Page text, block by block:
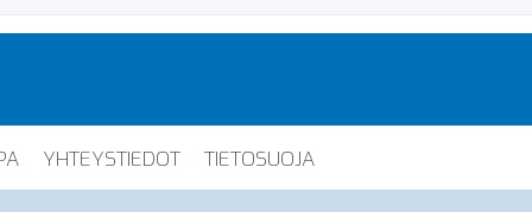
YHTEYSTIEDOT TIETOSUOJA